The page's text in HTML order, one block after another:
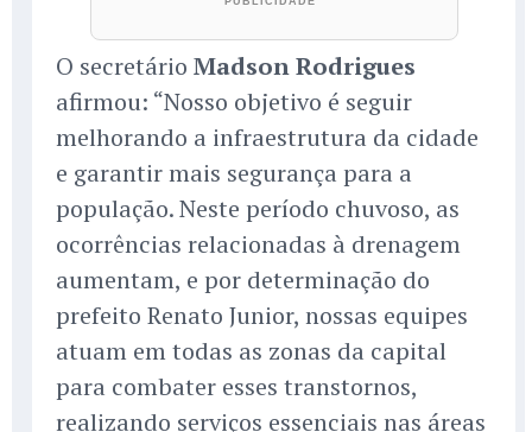
O secretário Madson Rodrigues
afirmou: “Nosso objetivo é seguir
melhorando a infraestrutura da cidade
e garantir mais segurança para a
população. Neste período chuvoso, as
ocorrências relacionadas à drenagem
aumentam, e por determinação do
prefeito Renato Junior, nossas equipes
atuam em todas as zonas da capital
para combater esses transtornos,
realizando serviços essenciais nas áreas